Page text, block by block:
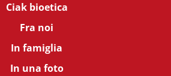
Ciak bioetica
Fra noi
In famiglia
In una foto